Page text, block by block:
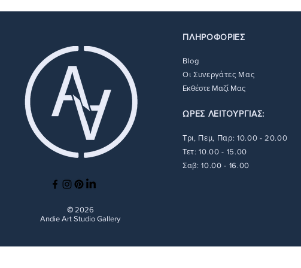
© 2026
Andie Art Studio Gallery
ΠΛΗΡΟΦΟΡΙΕΣ
Blog
Οι Συνεργάτες Μας
Εκθέστε Μαζί Μας
ΩΡΕΣ ΛΕΙΤΟΥΡΓΙΑΣ:
Τρι, Πεμ, Παρ: 10.00 - 20.00
Τετ: 10.00 - 15.00
Σαβ: 10.00 - 16.00